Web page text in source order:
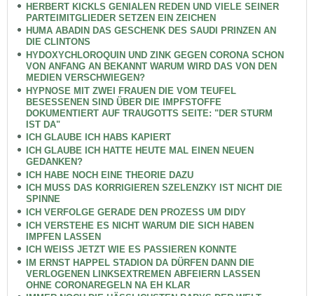
HERBERT KICKLS GENIALEN REDEN UND VIELE SEINER
PARTEIMITGLIEDER SETZEN EIN ZEICHEN
HUMA ABADIN DAS GESCHENK DES SAUDI PRINZEN AN
DIE CLINTONS
HYDOXYCHLOROQUIN UND ZINK GEGEN CORONA SCHON
VON ANFANG AN BEKANNT WARUM WIRD DAS VON DEN
MEDIEN VERSCHWIEGEN?
HYPNOSE MIT ZWEI FRAUEN DIE VOM TEUFEL
BESESSENEN SIND ÜBER DIE IMPFSTOFFE
DOKUMENTIERT AUF TRAUGOTTS SEITE: "DER STURM
IST DA"
ICH GLAUBE ICH HABS KAPIERT
ICH GLAUBE ICH HATTE HEUTE MAL EINEN NEUEN
GEDANKEN?
ICH HABE NOCH EINE THEORIE DAZU
ICH MUSS DAS KORRIGIEREN SZELENZKY IST NICHT DIE
SPINNE
ICH VERFOLGE GERADE DEN PROZESS UM DIDY
ICH VERSTEHE ES NICHT WARUM DIE SICH HABEN
IMPFEN LASSEN
ICH WEISS JETZT WIE ES PASSIEREN KONNTE
IM ERNST HAPPEL STADION DA DÜRFEN DANN DIE
VERLOGENEN LINKSEXTREMEN ABFEIERN LASSEN
OHNE CORONAREGELN NA EH KLAR